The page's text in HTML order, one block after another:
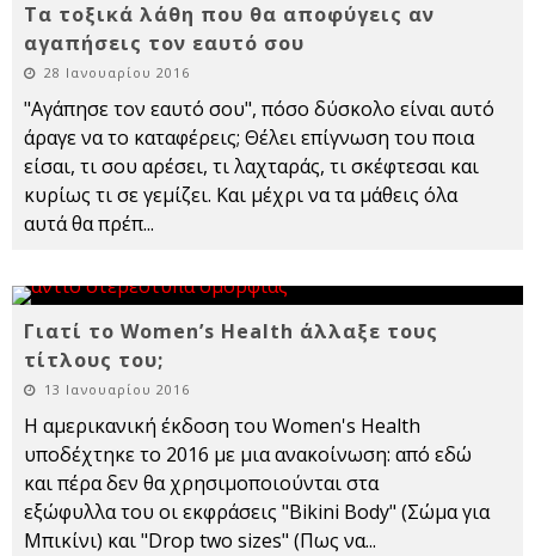
Τα τοξικά λάθη που θα αποφύγεις αν
αγαπήσεις τον εαυτό σου
28 Ιανουαρίου 2016
"Αγάπησε τον εαυτό σου", πόσο δύσκολο είναι αυτό
άραγε να το καταφέρεις; Θέλει επίγνωση του ποια
είσαι, τι σου αρέσει, τι λαχταράς, τι σκέφτεσαι και
κυρίως τι σε γεμίζει. Και μέχρι να τα μάθεις όλα
αυτά θα πρέπ...
Γιατί το Women’s Health άλλαξε τους
τίτλους του;
13 Ιανουαρίου 2016
Η αμερικανική έκδοση του Women's Health
υποδέχτηκε το 2016 με μια ανακοίνωση: από εδώ
και πέρα δεν θα χρησιμοποιούνται στα
εξώφυλλα του οι εκφράσεις "Bikini Body" (Σώμα για
Μπικίνι) και "Drop two sizes" (Πως να...